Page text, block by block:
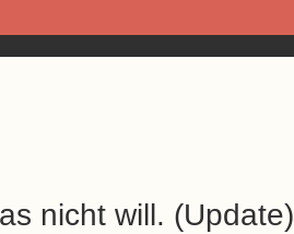
nicht will. (Update)